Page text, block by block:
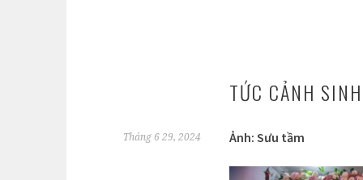
TỨC CẢNH
Tháng 6 29, 2024 Ảnh: Sưu tầm